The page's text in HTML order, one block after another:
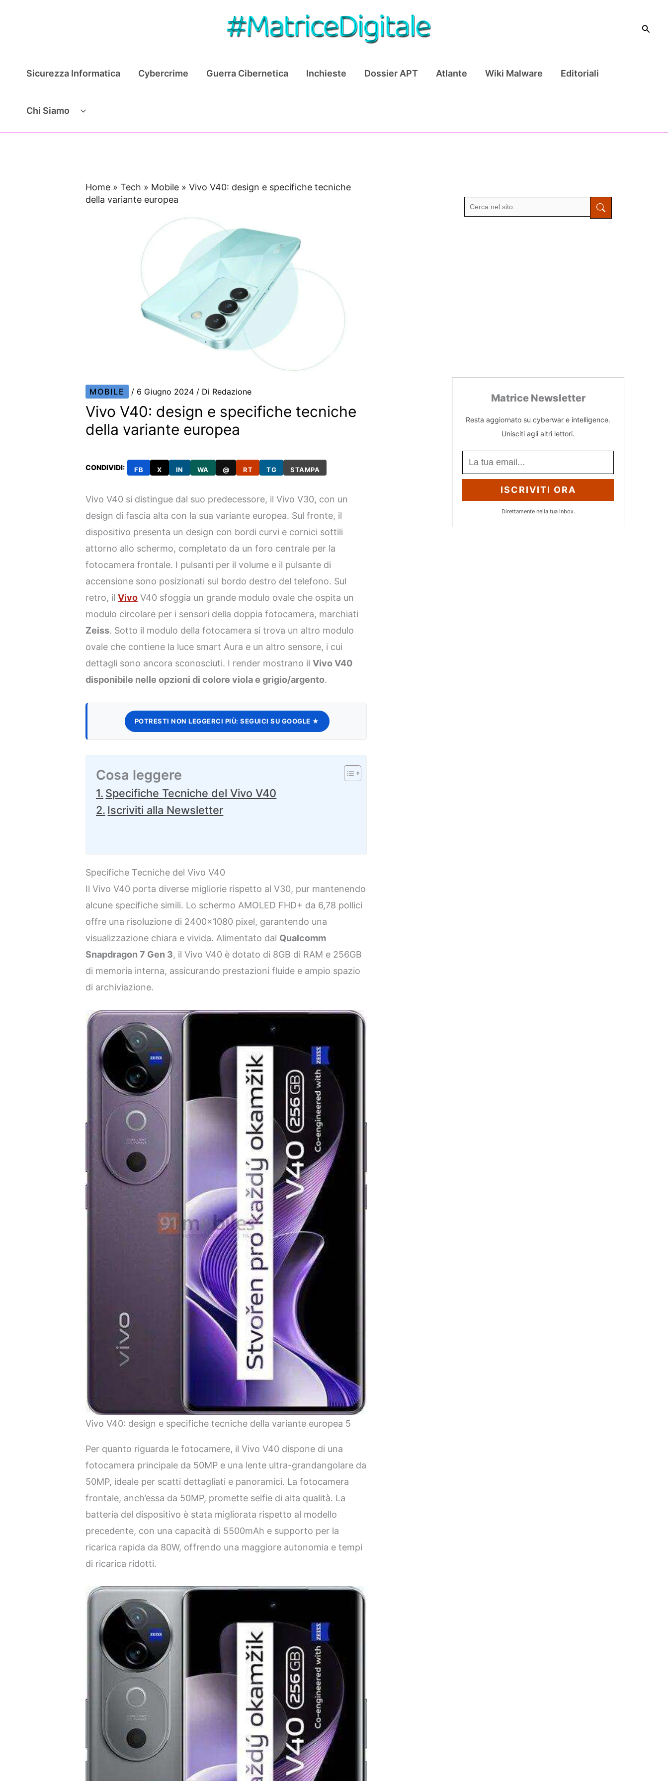
Cerca
Sicurezza Informatica Cybercrime Guerra Cibernetica Inchieste Dossier APT Atlante Wiki Malware Editoriali
Chi Siamo
Home »Tech » Mobile »Vivo V40: design e specifiche tecniche
della variante europea
MOBILE / 6 Giugno 2024 / Di Redazione
Vivo V40: design e specifiche tecniche
della variante europea
CONDIVIDI: FB X IN WA @ RT TG STAMPA
Vivo V40 si distingue dal suo predecessore, il Vivo V30, con un
design di fascia alta con la sua variante europea. Sul fronte, il
dispositivo presenta un design con bordi curvi e cornici sottili
attorno allo schermo, completato da un foro centrale per la
fotocamera frontale. I pulsanti per il volume e il pulsante di
accensione sono posizionati sul bordo destro del telefono. Sul
retro, ilVivo V40 sfoggia un grande modulo ovale che ospita un
modulo circolare per i sensori della doppia fotocamera, marchiati
Zeiss. Sotto il modulo della fotocamera si trova un altro modulo
ovale che contiene la luce smart Aura e un altro sensore, i cui
dettagli sono ancora sconosciuti. I render mostrano ilVivo V40
disponibile nelle opzioni di colore viola e grigio/argento.
POTRESTI NON LEGGERCI PIÙ: SEGUICI SU GOOGLE ★
Cosa leggere
Specifiche Tecniche del Vivo V40
Iscriviti alla Newsletter
Specifiche Tecniche del Vivo V40
Il Vivo V40 porta diverse migliorie rispetto al V30, pur mantenendo
alcune specifiche simili. Lo schermo AMOLED FHD+ da 6,78 pollici
offre una risoluzione di 2400×1080 pixel, garantendo una
visualizzazione chiara e vivida. Alimentato dal Qualcomm
Snapdragon 7 Gen 3, il Vivo V40 è dotato di 8GB di RAM e 256GB
di memoria interna, assicurando prestazioni fluide e ampio spazio
di archiviazione.
Vivo V40: design e specifiche tecniche della variante europea 5
Per quanto riguarda le fotocamere, il Vivo V40 dispone di una
fotocamera principale da 50MP e una lente ultra-grandangolare da
50MP, ideale per scatti dettagliati e panoramici. La fotocamera
frontale, anch’essa da 50MP, promette selfie di alta qualità. La
batteria del dispositivo è stata migliorata rispetto al modello
precedente, con una capacità di 5500mAh e supporto per la
ricarica rapida da 80W, offrendo una maggiore autonomia e tempi
di ricarica ridotti.
Matrice Newsletter
Resta aggiornato su cyberwar e intelligence.
Unisciti agli altri lettori.
ISCRIVITI ORA
Direttamente nella tua inbox.